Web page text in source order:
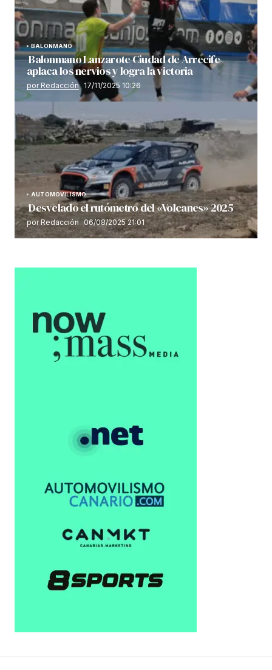
BALONMANO
Balonmano Lanzarote Ciudad de Arrecife
aplaca los nervios y logra la victoria
por Redacción 17/11/2025 10:26
AUTOMOVILISMO
Desvelado el rutómetro del «Volcanes» 2025
por Redacción 06/08/2025 21:01